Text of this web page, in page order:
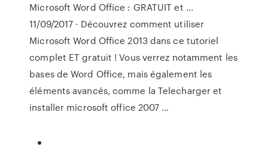
Microsoft Word Office : GRATUIT et ...
11/09/2017 · Découvrez comment utiliser
Microsoft Word Office 2013 dans ce tutoriel
complet ET gratuit ! Vous verrez notamment les
bases de Word Office, mais également les
éléments avancés, comme la Telecharger et
installer microsoft office 2007 …